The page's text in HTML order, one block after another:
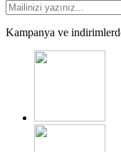
Kampanya ve